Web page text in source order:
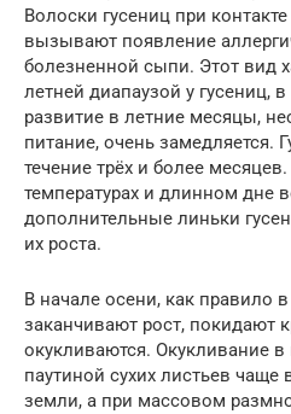
Волоски гусениц при
вызывают появление
болезненной сыпи. Этот вид
летней диапаузой у гусениц, в
развитие в летние месяцы,
питание, очень замедляется.
течение трёх и более
температурах и длинном дне
дополнительные линьки
их роста.
В начале осени, как правило
заканчивают рост, покидают
окукливаются. Окукливание
паутиной сухих листьев чаще
земли, а при массовом